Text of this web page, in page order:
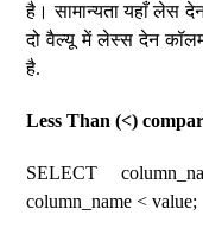
है। सामान्यता यहाँ लेस
दो वैल्यू में लेस्स देन
है.
Less Than (<)
SELECT
column_name < value;